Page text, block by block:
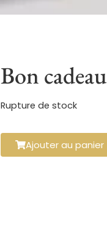
Bon cadeau
Rupture de stock
Ajouter au panier